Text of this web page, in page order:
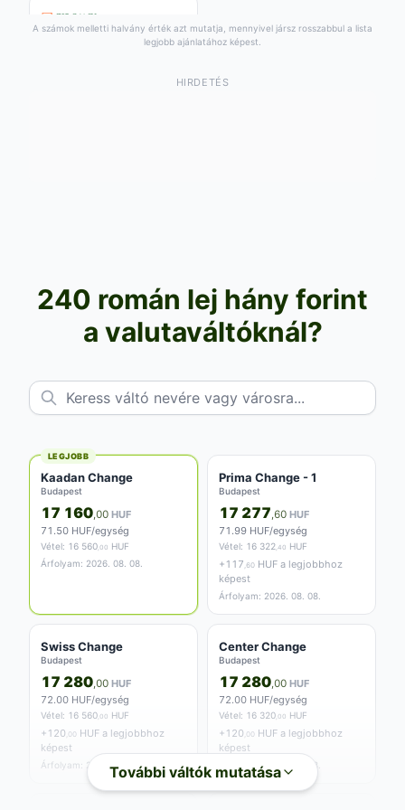
A számok melletti halvány érték azt mutatja, mennyivel jársz rosszabbul a lista
legjobb ajánlatához képest.
HIRDETÉS
240 román lej hány forint
a valutaváltóknál?
LEGJOBB
Kaadan Change
Budapest
17 160 ,00 HUF
71.50 HUF/egység
Vétel: 16 560 ,00 HUF
Árfolyam: 2026. 08. 08.
Prima Change - 1
Budapest
17 277 ,60 HUF
71.99 HUF/egység
Vétel: 16 322 ,40 HUF
+117 ,60 HUF a legjobbhoz
képest
Árfolyam: 2026. 08. 08.
Swiss Change
Budapest
17 280 ,00 HUF
72.00 HUF/egység
Vétel: 16 560 ,00 HUF
+ 120 ,00 HUF a legjobbhoz
képest
Árfolyam: 2026. 08. 08.
Center Change
Budapest
17 280 ,00 HUF
72.00 HUF/egység
Vétel: 16 320 ,00 HUF
+ 120 ,00 HUF a legjobbhoz
képest
Árfolyam: 2026. 08. 08.
További váltók mutatása